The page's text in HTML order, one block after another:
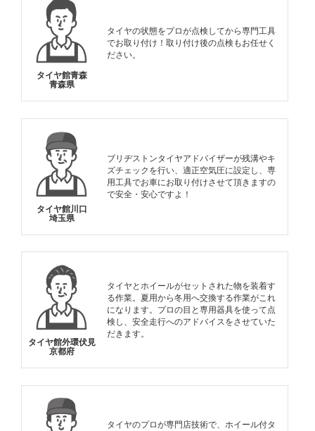
タイヤ館青森
青森県
タイヤの状態をプロが点検してから専門工具
でお取り付け！取り付け後の点検もお任せく
ださい。
タイヤ館川口
埼玉県
ブリヂストンタイヤアドバイザーが残溝やキ
ズチェックを行い、適正空気圧に設定し、専
用工具でお車にお取り付けさせて頂きますの
で安全・安心ですよ！
タイヤ館外環伏見
京都府
タイヤとホイールがセットされた物を装着す
る作業。夏用から冬用へ交換する作業がこれ
になります。プロの目と専用器具を使って点
検し、安全走行へのアドバイスをさせていた
だきます。
タイヤのプロが専門店技術で、ホイール付タ